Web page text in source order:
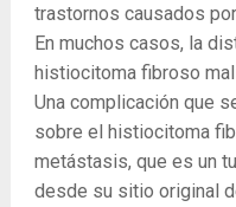
trastornos causados
En muchos casos, la
histiocitoma fibroso
Una complicación que
sobre el histiocitoma
metástasis, que es un
desde su sitio original